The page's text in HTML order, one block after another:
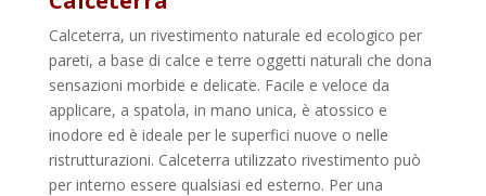
Calceterra, un rivestimento naturale ed ecologico per
pareti, a base di calce e terre oggetti naturali che dona
sensazioni morbide e delicate. Facile e veloce da
applicare, a spatola, in mano unica, è atossico e
inodore ed è ideale per le superfici nuove o nelle
ristrutturazioni. Calceterra utilizzato rivestimento può
per interno essere qualsiasi ed esterno. Per una